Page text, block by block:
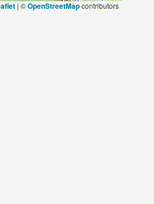
| ©OpenStreetMapcontributors